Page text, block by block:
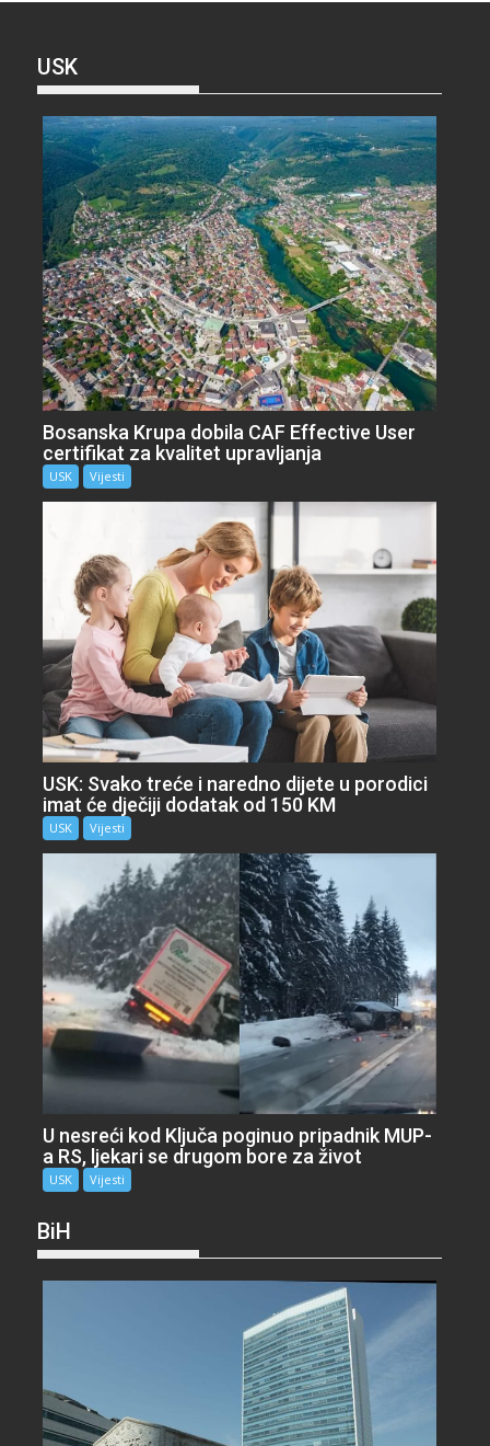
USK
Bosanska Krupa dobila CAF Effective User
certifikat za kvalitet upravljanja
USK Vijesti
USK: Svako treće i naredno dijete u porodici
imat će dječiji dodatak od 150 KM
USK Vijesti
U nesreći kod Ključa poginuo pripadnik MUP-
a RS, ljekari se drugom bore za život
USK Vijesti
BiH